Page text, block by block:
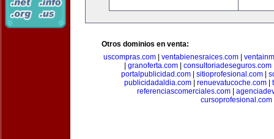
Otros dominios en venta:
uscompras.com| ventabienesraices.com|
granoferta.com| consultoriadeseguros.com
portalpublicidad.com
sitioprofesional.com
publicidadaldia.com| renuevatucoche.com|
referenciascomerciales.com
cursoprofesional.com